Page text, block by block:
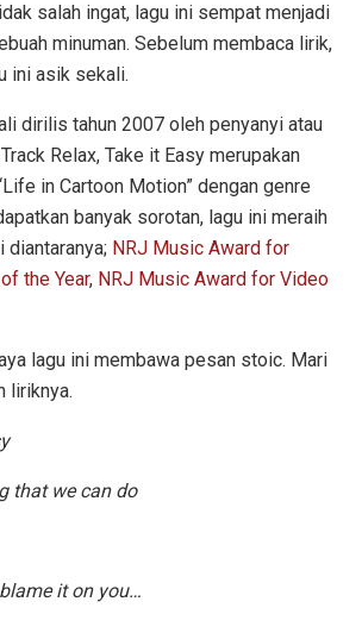
salah ingat, lagu ini sempat menjadi
minuman. Sebelum membaca lirik,
ini asik sekali.
dirilis tahun 2007 oleh penyanyi atau
Relax, Take it Easy merupakan
in Cartoon Motion” dengan genre
banyak sorotan, lagu ini meraih
diantaranya; NRJ Music Award for
the Year, NRJ Music Award for Video
lagu ini membawa pesan stoic. Mari
liriknya.
that we can do
it on you…